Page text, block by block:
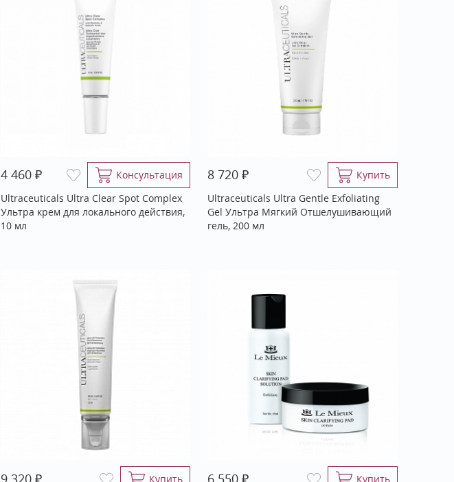
4 460 ₽
Консультация
Ultraceuticals Ultra Clear Spot Complex
Ультра крем для локального действия,
10 мл
8 720₽
Купить
Ultraceuticals Ultra Gentle Exfoliating
Gel Ультра Мягкий Отшелушивающий
гель, 200 мл
9 320 ₽ Купить 6 550₽ Купить